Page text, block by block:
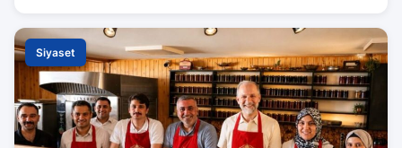
Siyaset